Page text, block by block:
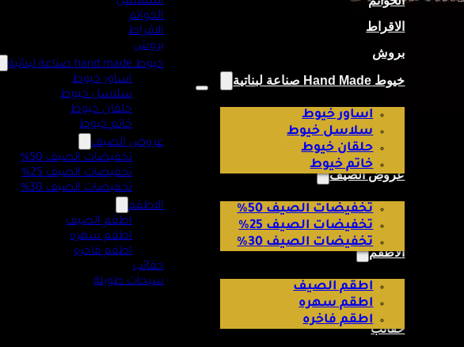
الاقراط
بروش
خيوط Hand Made صناعة لبناتية
اساور خيوط
سلاسل خيوط
حلقان خيوط
خاتم خيوط
عروض الصيف
تخفيضات الصيف 50%
تخفيضات الصيف 25%
تخفيضات الصيف 30%
الاطقم
اطقم الصيف
اطقم سهره
اطقم فاخره
حقائب
الخواتم
الاقراط
بروش
خيوط hand made صناعة لبناتية
اساور خيوط
سلاسل خيوط
حلقان خيوط
خاتم خيوط
عروض الصيف
تخفيضات الصيف 50%
تخفيضات الصيف 25%
تخفيضات الصيف 30%
الاطقم
اطقم الصيف
اطقم سهره
اطقم فاخره
حقائب
سبحات طويلة